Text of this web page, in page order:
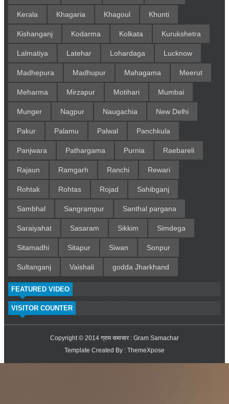
Kerala Khagaria Khagoul Khunti
Kishanganj Kodarma Kolkata Kurukshetra
Lalmatiya Latehar Lohardaga Lucknow
Madhepura Madhupur Mahagama Meerut
Meharma Mirzapur Motihari Mumbai
Munger Nagpur Naugachia New Delhi
Pakur Palamu Palwal Panchkula
Panjwara Pathargama Purnia Raebareli
Rajaun Ramgarh Ranchi Rewari
Rohtak Rohtas Rojad Sahibganj
Sambhal Sangrampur Santhal pargana
Saraiyahat Sasaram Sikkim Simdega
Sitamadhi Sitapur Siwan Sonpur
Sultanganj Vaishali godda Jharkhand
FEATURED VIDEO
VISITOR COUNTER
Copyright © 2014 ग्राम समाचार : Gram Samachar
Template Created By : ThemeXpose